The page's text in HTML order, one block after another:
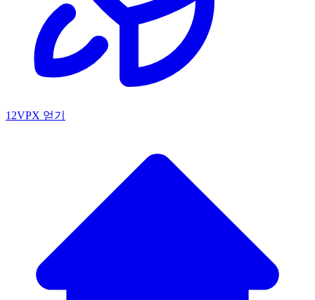
12VPX 얻기